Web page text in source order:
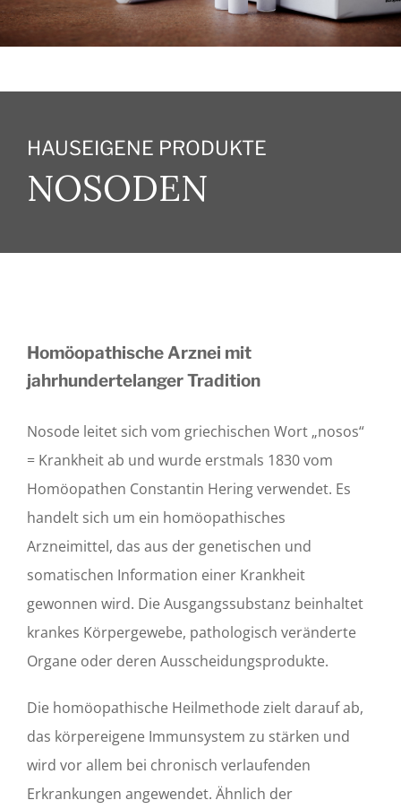
Kontakt
HAUSEIGENE PRODUKTE
NOSODEN
Homöopathische Arznei mit
jahrhundertelanger Tradition
Nosode leitet sich vom griechischen Wort „nosos“
= Krankheit ab und wurde erstmals 1830 vom
Homöopathen Constantin Hering verwendet. Es
handelt sich um ein homöopathisches
Arzneimittel, das aus der genetischen und
somatischen Information einer Krankheit
gewonnen wird. Die Ausgangssubstanz beinhaltet
krankes Körpergewebe, pathologisch veränderte
Organe oder deren Ausscheidungsprodukte.
Die homöopathische Heilmethode zielt darauf ab,
das körpereigene Immunsystem zu stärken und
wird vor allem bei chronisch verlaufenden
Erkrankungen angewendet. Ähnlich der